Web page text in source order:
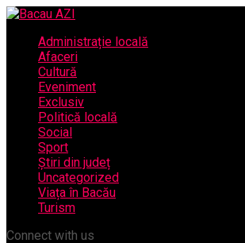
Administrație locală
Afaceri
Cultură
Eveniment
Exclusiv
Politică locală
Social
Sport
Știri din județ
Uncategorized
Viața în Bacău
Turism
Connect with us